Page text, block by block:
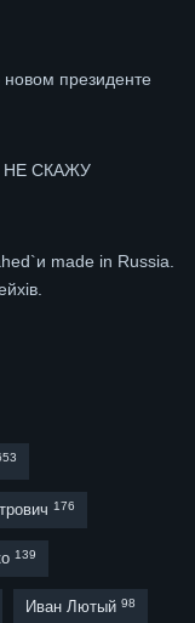
президенте
НЕ СКАЖУ
made in Russia.
176
139
Иван Лютый 98